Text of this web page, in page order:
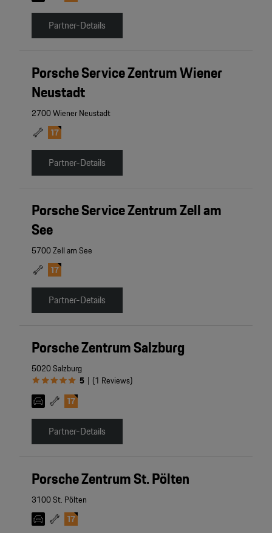
Partner-Details
Porsche Service Zentrum Wiener
Neustadt
2700 Wiener Neustadt
Partner-Details
Porsche Service Zentrum Zell am
See
5700 Zell am See
Partner-Details
Porsche Zentrum Salzburg
5020 Salzburg
5 | (1 Reviews)
Partner-Details
Porsche Zentrum St. Pölten
3100 St. Pölten